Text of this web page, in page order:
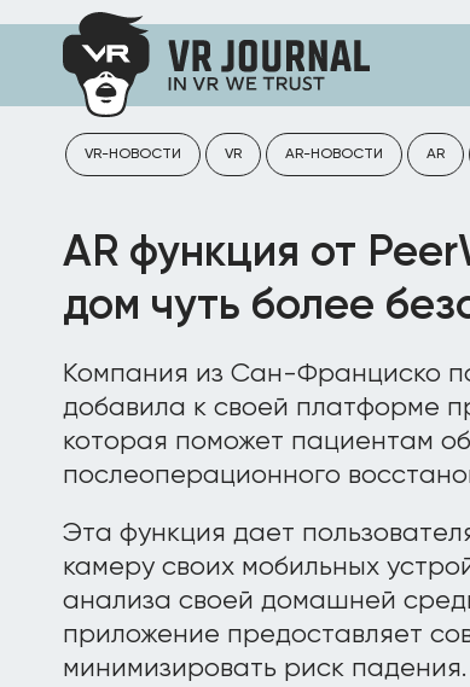
VR-НОВОСТИ VR AR-НОВОСТИ AR
AR функция от
дом чуть более
Компания из Сан-Франциско
добавила к своей платформе
которая поможет пациентам
послеоперационного
Эта функция дает
камеру своих мобильных
анализа своей домашней
приложение предоставляет
минимизировать риск